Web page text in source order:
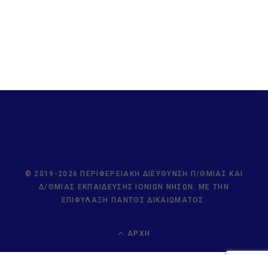
© 2019-2026 ΠΕΡΙΦΕΡΕΙΑΚΉ ΔΙΕΎΘΥΝΣΗ Π/ΘΜΙΑΣ ΚΑΙ
Δ/ΘΜΙΑΣ ΕΚΠΑΊΔΕΥΣΗΣ ΙΟΝΊΩΝ ΝΉΣΩΝ. ΜΕ ΤΗΝ
ΕΠΙΦΎΛΑΞΗ ΠΑΝΤΌΣ ΔΙΚΑΙΏΜΑΤΟΣ.
ΑΡΧΉ